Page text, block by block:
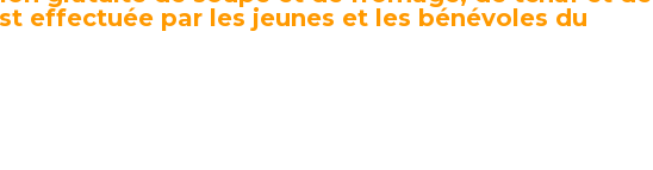
effectuée par les jeunes et les bénévoles du